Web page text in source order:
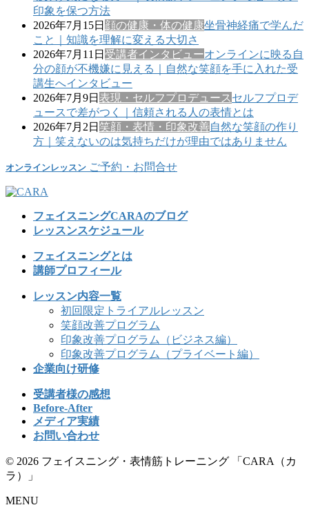
印象を保つ方法
2026年7月15日 顔の健康・体の健康坐骨神経痛で学んだ
こと｜知識を理解に変える大切さ
2026年7月11日 受講者インタビューオンラインに映る自
分の顔が不機嫌に見える｜自然な笑顔を手に入れた受
講生へインタビュー
2026年7月9日 表現・セルフプロデュース セルフプロデ
ュースで差がつく｜信頼される人の表情とは
2026年7月2日 笑顔・表情・印象改善自然な笑顔の作り
方｜笑えないのは気持ちだけが理由ではありません
オンラインレッスン ご予約・お問合せ
フェイスニングCARAのブログ
レッスンスケジュール
フェイスニングとは
講師プロフィール
レッスン内容一覧
初回限定トライアルレッスン
笑顔改善プログラム
印象改善プログラム（ビジネス編）
印象改善プログラム（プライベート編）
企業向け研修
受講者様の感想
Before-After
メディア実績
お問い合わせ
© 2026 フェイスニング・表情筋トレーニング 「CARA（カ
ラ）」
MENU